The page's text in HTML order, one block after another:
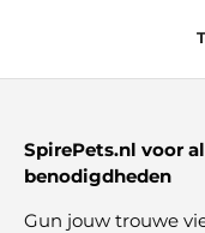
SpirePets.nl voor
benodigdheden
Gun jouw trouwe